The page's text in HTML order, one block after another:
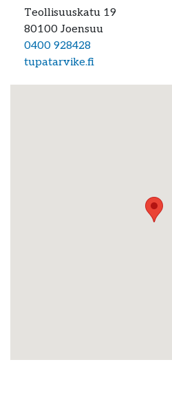
Teollisuuskatu 19
80100 Joensuu
0400 928428
tupatarvike.fi